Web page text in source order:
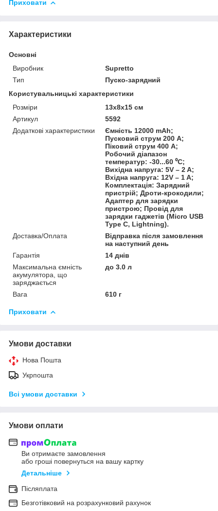
Приховати
Характеристики
Основні
Виробник
Supretto
Тип
Пуско-зарядний
Користувальницькі характеристики
Розміри
13х8х15 см
Артикул
5592
Додаткові характеристики
Ємність 12000 mAh;
Пусковий струм 200 А;
Піковий струм 400 А;
Робочий діапазон
температур: -30...60 ⁰С;
Вихідна напруга: 5V – 2 A;
Вхідна напруга: 12V – 1 A;
Комплектація: Зарядний
пристрій; Дроти-крокодили;
Адаптер для зарядки
пристрою; Провід для
зарядки гаджетів (Micro USB
Type C, Lightning).
Доставка/Оплата
Відправка після замовлення
на наступний день
Гарантія
14 днів
Максимальна ємність
акумулятора, що
заряджається
до 3.0 л
Вага 610 г
Приховати
Умови доставки
Нова Пошта
Укрпошта
Всі умови доставки
Умови оплати
Ви отримаєте замовлення
або гроші повернуться на вашу картку
Детальніше
Післяплата
Безготівковий на розрахунковий рахунок